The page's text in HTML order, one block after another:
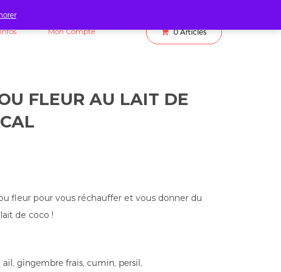
Infos Mon Compte 0 Articles
FLEUR AU LAIT DE
fleur pour vous réchauffer et vous donner du
de coco !
, ail, gingembre frais, cumin, persil,